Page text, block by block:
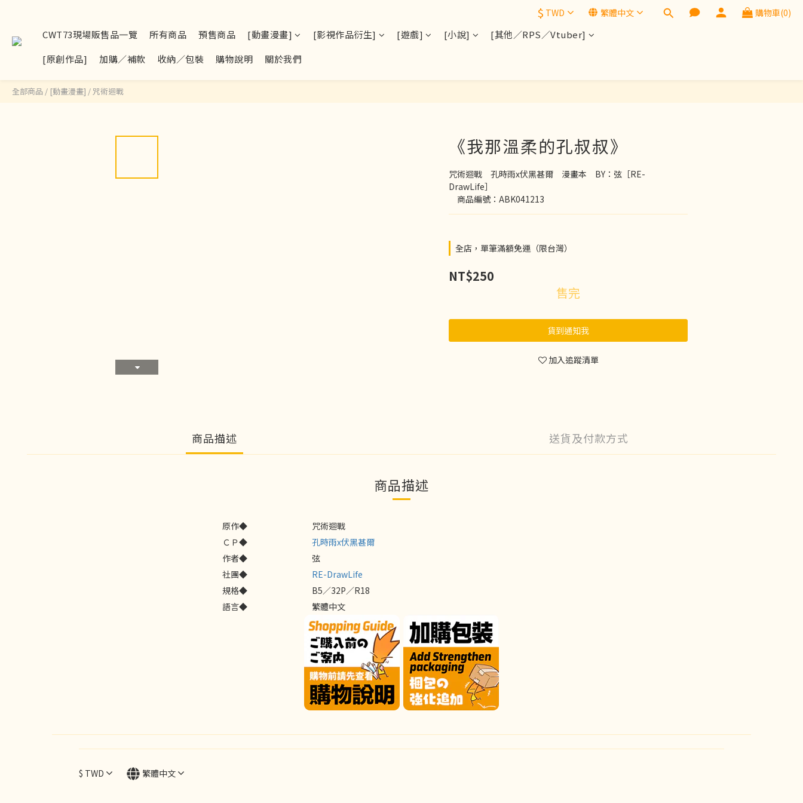
$ TWD 繁體中文 購物車(0)
CWT73現場販售品一覽 所有商品 預售商品 [動畫漫畫] [影視作品衍生] [遊戲] [小說]
[其他／RPS／Vtuber]
[原創作品]
加購／補款 收納／包裝 購物說明 關於我們
全部商品 / [動畫漫畫] / 咒術迴戰
《我那溫柔的孔叔叔》
咒術迴戰　孔時雨x伏黑甚爾　漫畫本　BY：弦［RE-
DrawLife］
商品編號：ABK041213
全店，單筆滿額免運（限台灣）
NT$250
售完
貨到通知我
加入追蹤清單
商品描述 送貨及付款方式
商品描述
原作◆
咒術迴戰
ＣＰ◆
孔時雨x伏黑甚爾
作者◆
弦
社團◆
RE-DrawLife
規格◆
B5／32P／R18
語言◆
繁體中文
$ TWD 繁體中文